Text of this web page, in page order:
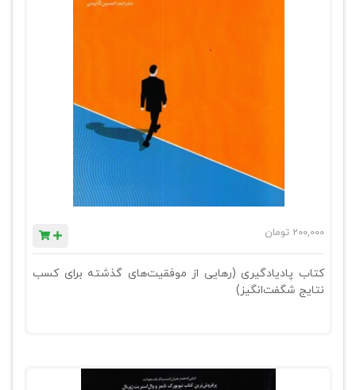
200,000 تومان
کتاب پادیادگیری (رهایی از موفقیت‌های گذشته برای کسب
نتایج شگفت‌انگیز)